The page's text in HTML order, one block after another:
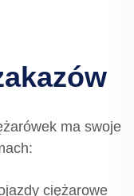
ma swoje
ciężarowe